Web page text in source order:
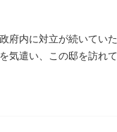
府内に対立が続いてい
遣い、この邸を訪れ